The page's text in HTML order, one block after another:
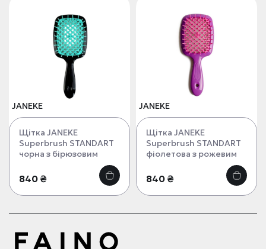
JANEKE
Щітка JANEKE
Superbrush STANDART
чорна з бірюзовим
840 ₴
JANEKE
Щітка JANEKE
Superbrush STANDART
фіолетова з рожевим
840 ₴